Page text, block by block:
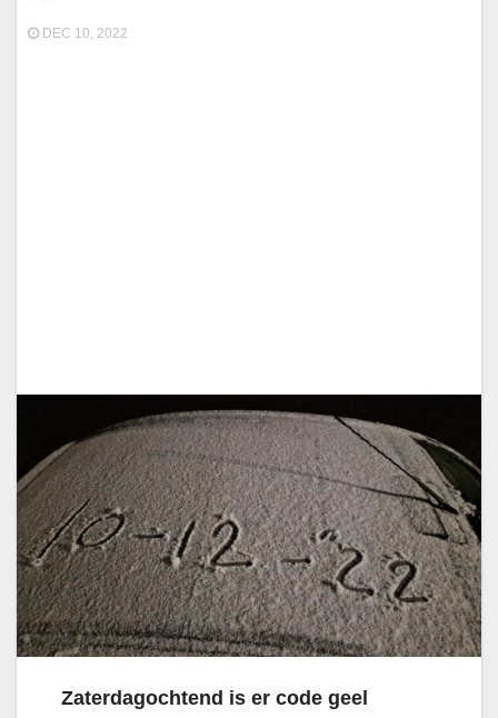
DEC 10, 2022
Zaterdagochtend is er code geel